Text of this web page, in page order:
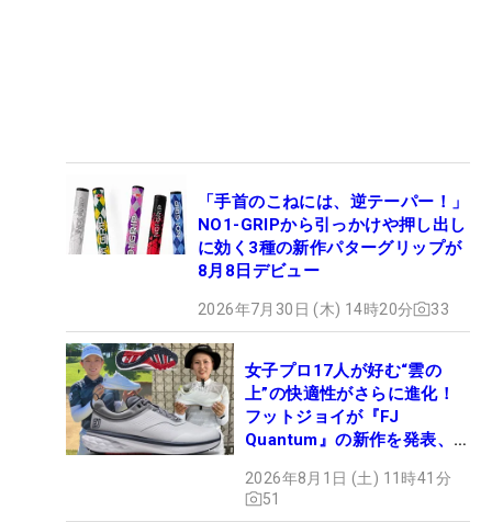
「手首のこねには、逆テーパー！」
NO1-GRIPから引っかけや押し出し
に効く3種の新作パターグリップが
8月8日デビュー
2026年7月30日 (木) 14時20分 33
女子プロ17人が好む“雲の
上”の快適性がさらに進化！
フットジョイが『FJ
Quantum』の新作を発表、8
2026年8月1日 (土) 11時41分
51